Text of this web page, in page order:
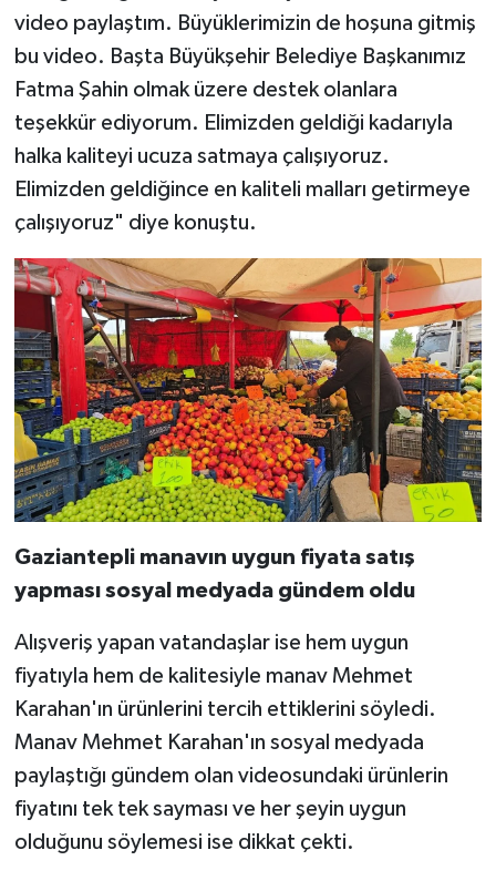
video paylaştım. Büyüklerimizin de hoşuna gitmiş
bu video. Başta Büyükşehir Belediye Başkanımız
Fatma Şahin olmak üzere destek olanlara
teşekkür ediyorum. Elimizden geldiği kadarıyla
halka kaliteyi ucuza satmaya çalışıyoruz.
Elimizden geldiğince en kaliteli malları getirmeye
çalışıyoruz" diye konuştu.
Gaziantepli manavın uygun fiyata satış
yapması sosyal medyada gündem oldu
Alışveriş yapan vatandaşlar ise hem uygun
fiyatıyla hem de kalitesiyle manav Mehmet
Karahan'ın ürünlerini tercih ettiklerini söyledi.
Manav Mehmet Karahan'ın sosyal medyada
paylaştığı gündem olan videosundaki ürünlerin
fiyatını tek tek sayması ve her şeyin uygun
olduğunu söylemesi ise dikkat çekti.